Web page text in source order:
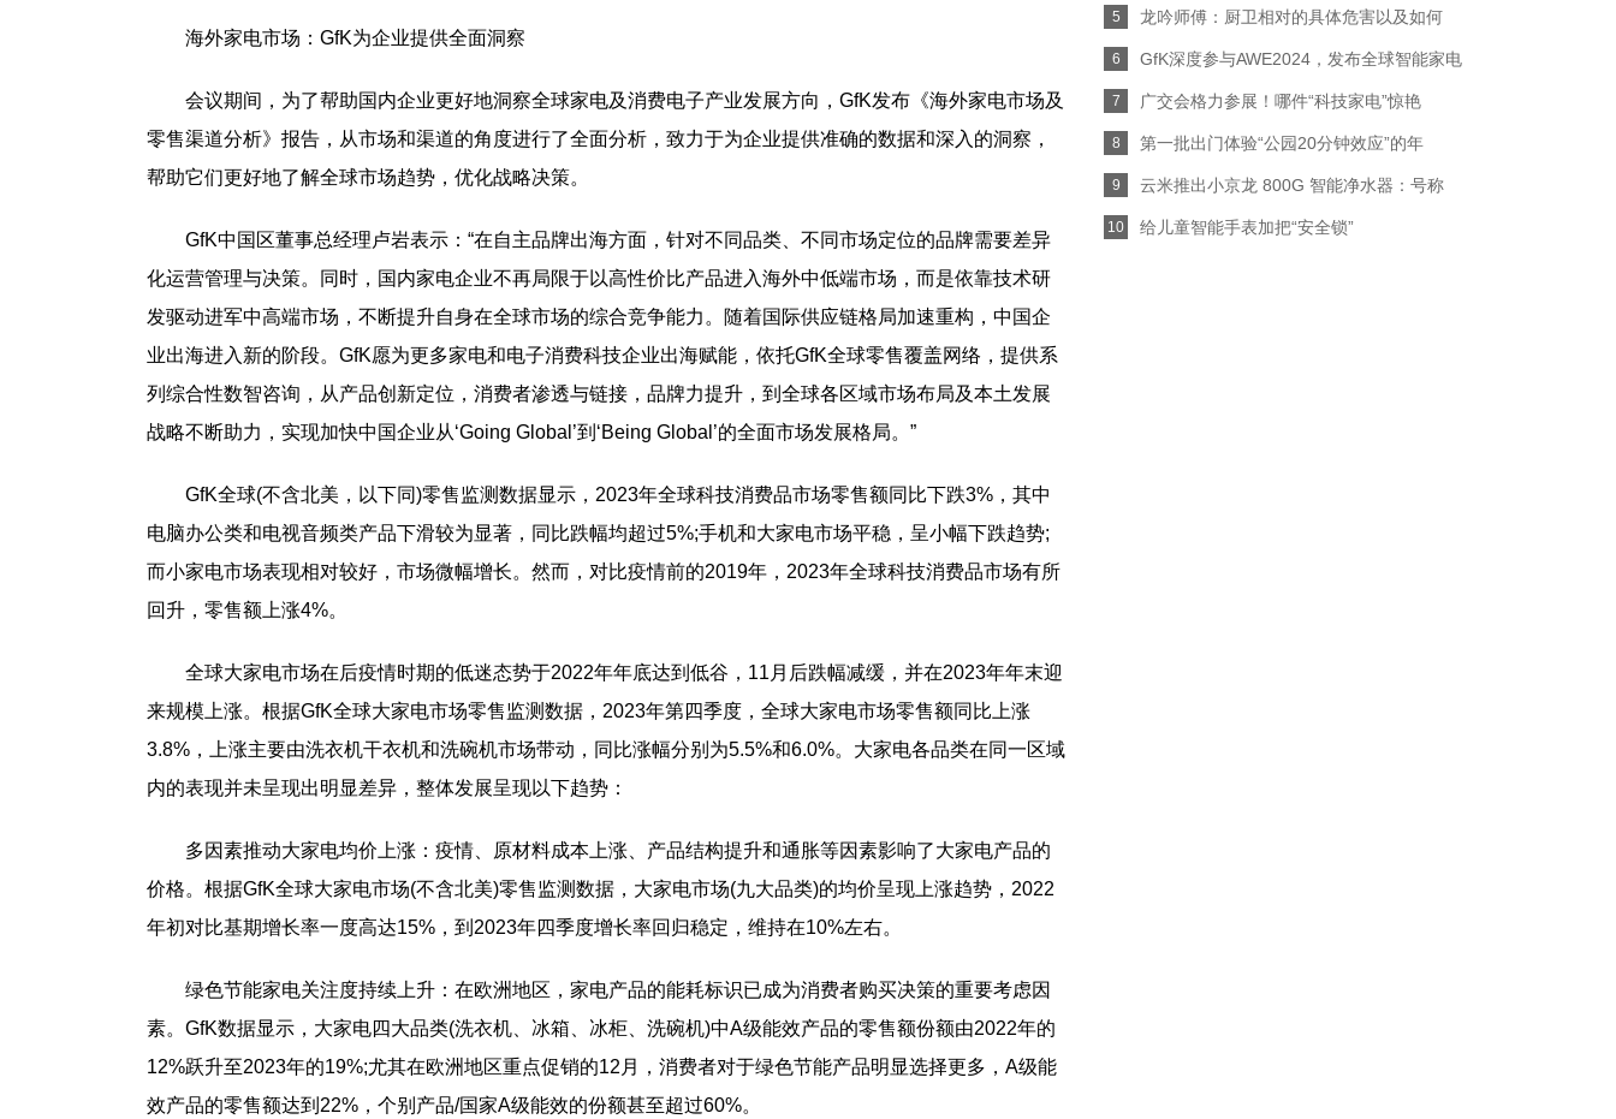
海外家电市场：GfK为企业提供全面洞察
会议期间，为了帮助国内企业更好地洞察全球家电及消费电子产业发展方向，GfK发布《海外家电市场及
零售渠道分析》报告，从市场和渠道的角度进行了全面分析，致力于为企业提供准确的数据和深入的洞察，
帮助它们更好地了解全球市场趋势，优化战略决策。
GfK中国区董事总经理卢岩表示：“在自主品牌出海方面，针对不同品类、不同市场定位的品牌需要差异
化运营管理与决策。同时，国内家电企业不再局限于以高性价比产品进入海外中低端市场，而是依靠技术研
发驱动进军中高端市场，不断提升自身在全球市场的综合竞争能力。随着国际供应链格局加速重构，中国企
业出海进入新的阶段。GfK愿为更多家电和电子消费科技企业出海赋能，依托GfK全球零售覆盖网络，提供系
列综合性数智咨询，从产品创新定位，消费者渗透与链接，品牌力提升，到全球各区域市场布局及本土发展
战略不断助力，实现加快中国企业从‘Going Global’到‘Being Global’的全面市场发展格局。”
GfK全球(不含北美，以下同)零售监测数据显示，2023年全球科技消费品市场零售额同比下跌3%，其中
电脑办公类和电视音频类产品下滑较为显著，同比跌幅均超过5%;手机和大家电市场平稳，呈小幅下跌趋势;
而小家电市场表现相对较好，市场微幅增长。然而，对比疫情前的2019年，2023年全球科技消费品市场有所
回升，零售额上涨4%。
全球大家电市场在后疫情时期的低迷态势于2022年年底达到低谷，11月后跌幅减缓，并在2023年年末迎
来规模上涨。根据GfK全球大家电市场零售监测数据，2023年第四季度，全球大家电市场零售额同比上涨
3.8%，上涨主要由洗衣机干衣机和洗碗机市场带动，同比涨幅分别为5.5%和6.0%。大家电各品类在同一区域
内的表现并未呈现出明显差异，整体发展呈现以下趋势：
多因素推动大家电均价上涨：疫情、原材料成本上涨、产品结构提升和通胀等因素影响了大家电产品的
价格。根据GfK全球大家电市场(不含北美)零售监测数据，大家电市场(九大品类)的均价呈现上涨趋势，2022
年初对比基期增长率一度高达15%，到2023年四季度增长率回归稳定，维持在10%左右。
绿色节能家电关注度持续上升：在欧洲地区，家电产品的能耗标识已成为消费者购买决策的重要考虑因
素。GfK数据显示，大家电四大品类(洗衣机、冰箱、冰柜、洗碗机)中A级能效产品的零售额份额由2022年的
12%跃升至2023年的19%;尤其在欧洲地区重点促销的12月，消费者对于绿色节能产品明显选择更多，A级能
效产品的零售额达到22%，个别产品/国家A级能效的份额甚至超过60%。
5 龙吟师傅：厨卫相对的具体危害以及如何
6 GfK深度参与AWE2024，发布全球智能家电
7 广交会格力参展！哪件“科技家电”惊艳
8 第一批出门体验“公园20分钟效应”的年
9 云米推出小京龙 800G 智能净水器：号称
10 给儿童智能手表加把“安全锁”